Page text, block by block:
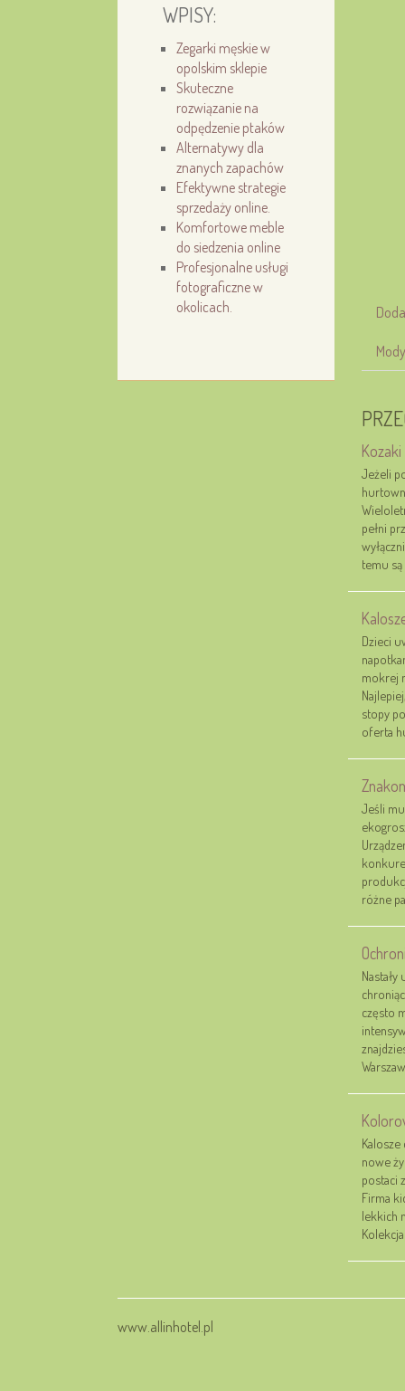
WPISY:
Zegarki męskie w
opolskim sklepie
Skuteczne
rozwiązanie na
odpędzenie ptaków
Alternatywy dla
znanych zapachów
Efektywne strategie
sprzedaży online.
Komfortowe meble
do siedzenia online
Profesjonalne usługi
fotograficzne w
okolicach.
Jeżeli
pełni
temu
Dzieci
mokrej
stopy
oferta
Jeśli
różne
Nastały
często
nowe
postaci
Firma
lekkich
www.allinhotel.pl